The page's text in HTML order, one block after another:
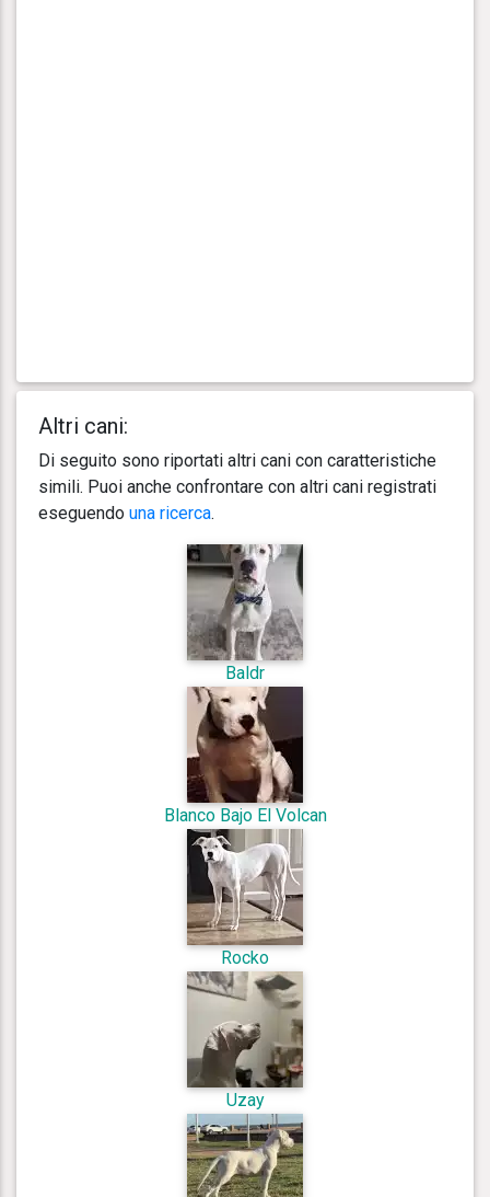
Altri cani:
Di seguito sono riportati altri cani con caratteristiche
simili. Puoi anche confrontare con altri cani registrati
eseguendo una ricerca.
Baldr
Blanco Bajo El Volcan
Rocko
Uzay